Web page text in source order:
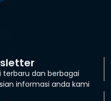
dan berbagai
informasi anda kami